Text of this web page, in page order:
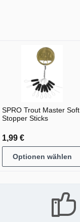
SPRO Trout Master Soft
Stopper Sticks
1,99 €
Optionen wählen